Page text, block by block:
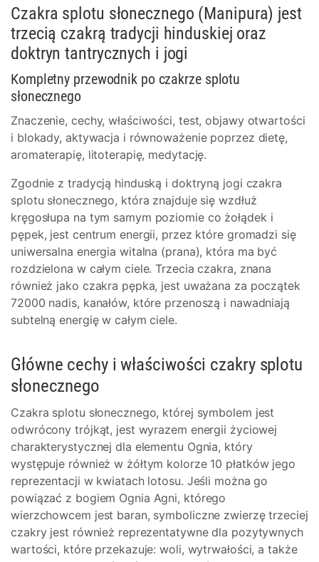
Czakra splotu słonecznego (Manipura) jest
trzecią czakrą tradycji hinduskiej oraz
doktryn tantrycznych i jogi
Kompletny przewodnik po czakrze splotu
słonecznego
Znaczenie, cechy, właściwości, test, objawy otwartości
i blokady, aktywacja i równoważenie poprzez dietę,
aromaterapię, litoterapię, medytację.
Zgodnie z tradycją hinduską i doktryną jogi czakra
splotu słonecznego, która znajduje się wzdłuż
kręgosłupa na tym samym poziomie co żołądek i
pępek, jest centrum energii, przez które gromadzi się
uniwersalna energia witalna (prana), która ma być
rozdzielona w całym ciele. Trzecia czakra, znana
również jako czakra pępka, jest uważana za początek
72000 nadis, kanałów, które przenoszą i nawadniają
subtelną energię w całym ciele.
Główne cechy i właściwości czakry splotu
słonecznego
Czakra splotu słonecznego, której symbolem jest
odwrócony trójkąt, jest wyrazem energii życiowej
charakterystycznej dla elementu Ognia, który
występuje również w żółtym kolorze 10 płatków jego
reprezentacji w kwiatach lotosu. Jeśli można go
powiązać z bogiem Ognia Agni, którego
wierzchowcem jest baran, symboliczne zwierzę trzeciej
czakry jest również reprezentatywne dla pozytywnych
wartości, które przekazuje: woli, wytrwałości, a także